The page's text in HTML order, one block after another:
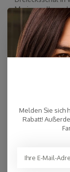
Merinowolle und
wunderschön
der Spitze nach
mehr
€59,00
Eigenschaften
35 x 110 cm
Melden Sie sich
Rabatt!